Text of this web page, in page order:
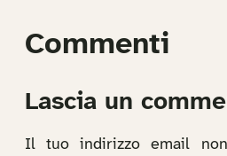
Commenti
Lascia un
Il tuo indirizzo email non